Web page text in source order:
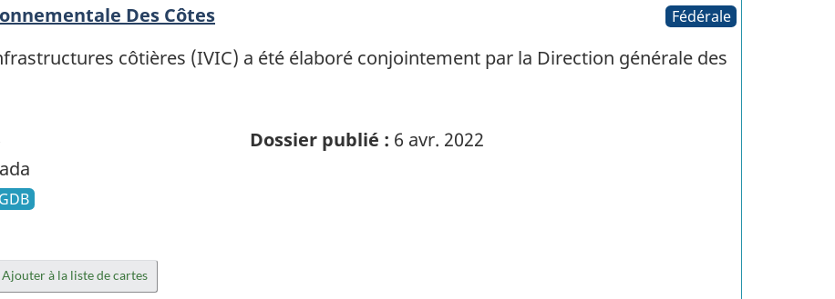
Des Côtes Fédérale
côtières (IVIC) a été élaboré conjointement par la Direction générale des
Dossier publié : 6 avr. 2022
Ajouter à la liste de cartes